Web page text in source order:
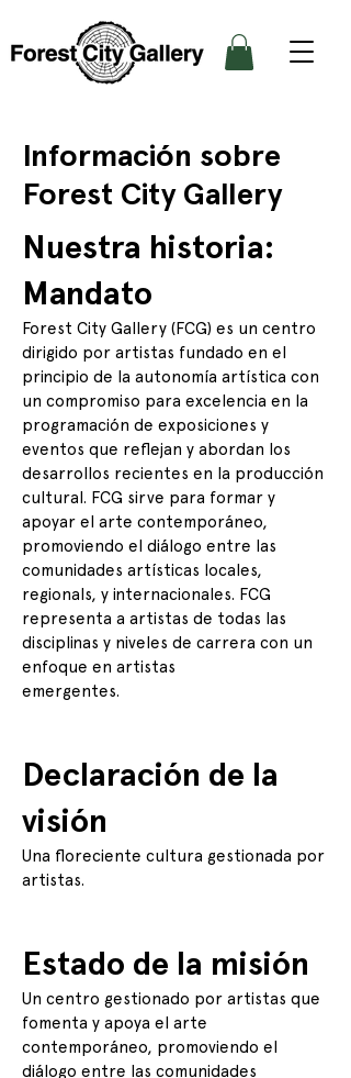
Información sobre
Forest City Gallery
Nuestra historia:
Mandato
Forest City Gallery (FCG) es un centro
dirigido por artistas fundado en el
principio de la autonomía artística con
un compromiso para excelencia en la
programación de exposiciones y
eventos que reflejan y abordan los
desarrollos recientes en la producción
cultural. FCG sirve para formar y
apoyar el arte contemporáneo,
promoviendo el diálogo entre las
comunidades artísticas locales,
regionals, y internacionales. FCG
representa a artistas de todas las
disciplinas y niveles de carrera con un
enfoque en artistas
emergentes.
Declaración de la
visión
Una floreciente cultura gestionada por
artistas.
Estado de la misión
Un centro gestionado por artistas que
fomenta y apoya el arte
contemporáneo, promoviendo el
diálogo entre las comunidades